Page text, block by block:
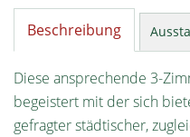
Beschreibung
Diese ansprechende 3-
begeistert mit der sich
gefragter städtischer,